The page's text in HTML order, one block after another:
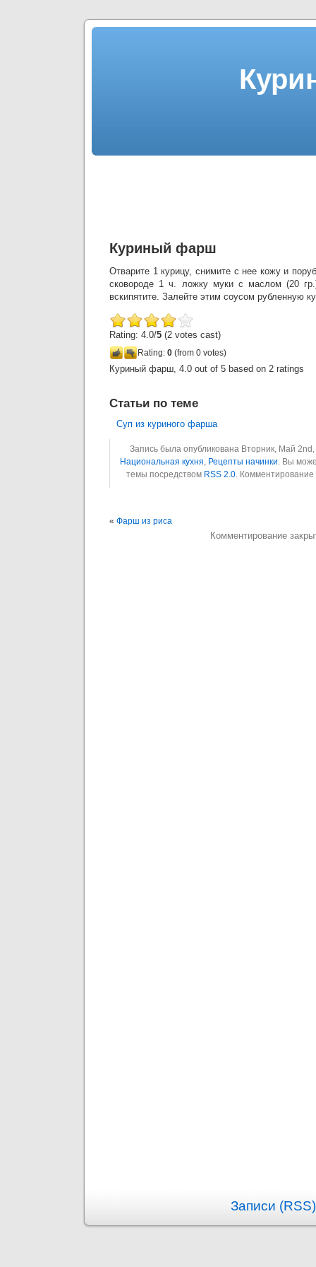
Куриный фарш
Отварите 1 курицу, снимите с нее кожу и
сковороде 1 ч. ложку муки с маслом (20
вскипятите. Залейте этим соусом рубленную
Rating: 4.0/5 (2 votes cast)
Rating: 0 (from 0 votes)
Куриный фарш, 4.0 out of 5 based on 2 ratings
Статьи по теме
Суп из куриного фарша
Запись была опубликована Вторник, Май
Национальная кухня, Рецепты начинки. Вы
темы посредством RSS 2.0.
« Фарш из риса
Комментирование
Записи (RSS)